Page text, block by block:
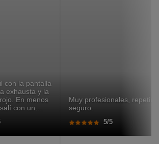
con la pantalla
exhausta y la
En menos
con un
Pantalla
Muy profesionales, repetiré
seguro.
5/5